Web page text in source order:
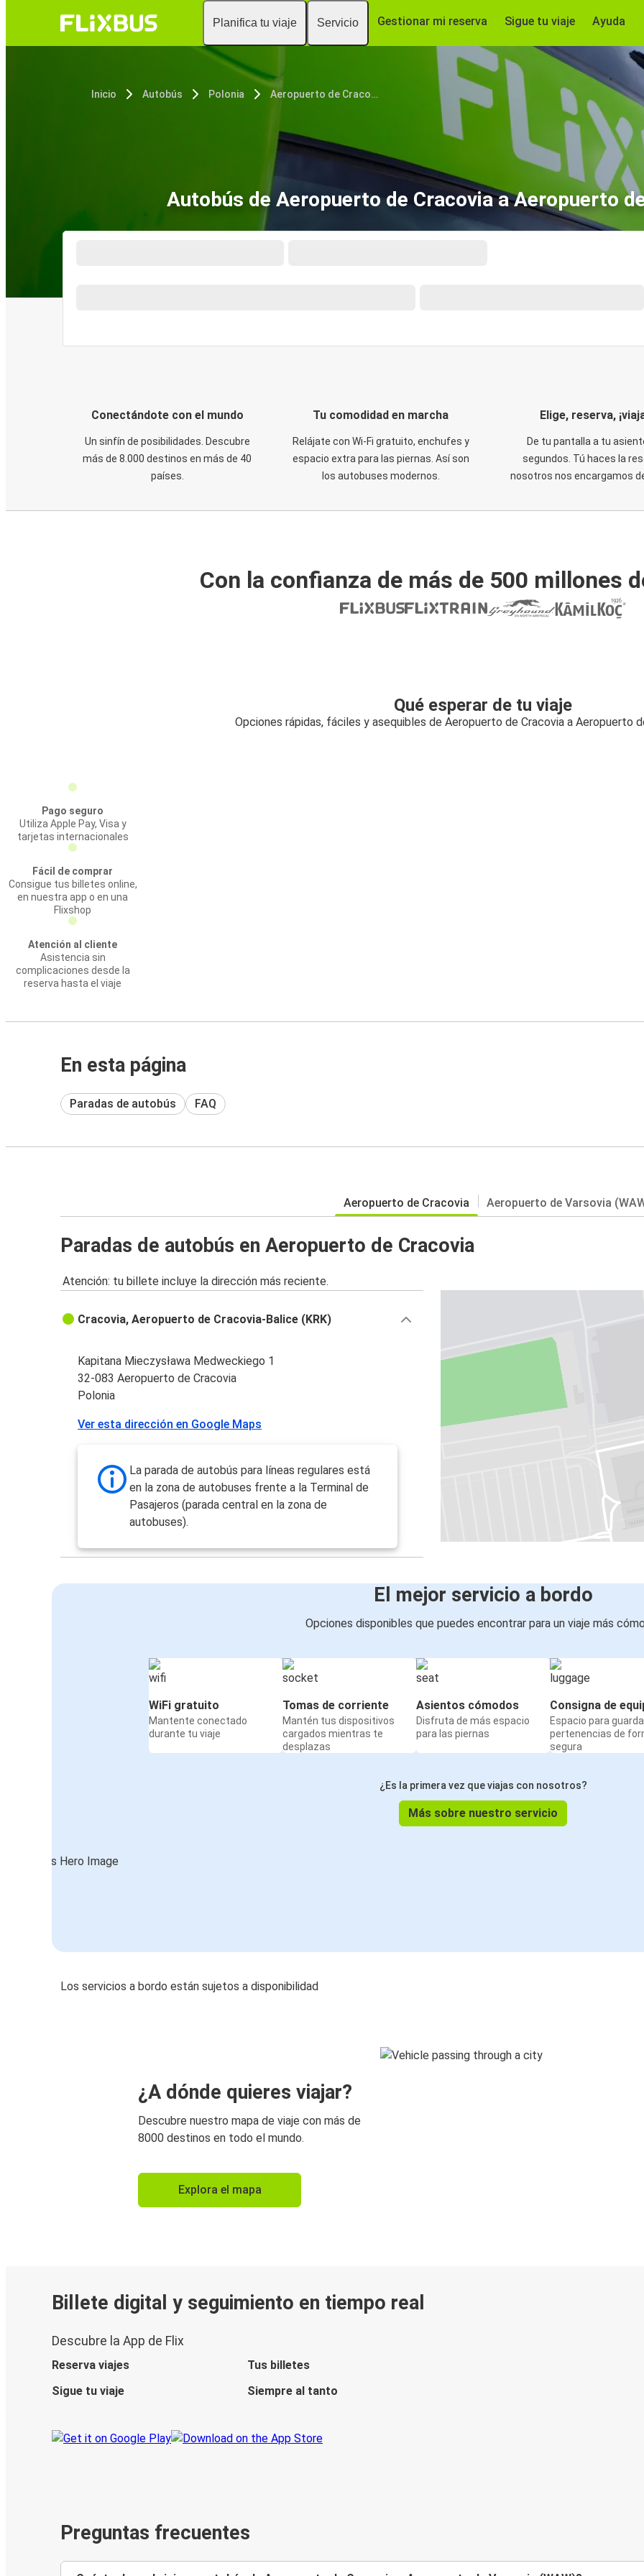
Planifica tu viaje Servicio Gestionar mi reserva Sigue tu viaje Ayuda
Inicio Autobús Polonia Aeropuerto de Cracovia
Autobús de Aeropuerto de Cracovia a Aeropuerto
Conectándote con el mundo
Un sinfín de posibilidades. Descubre
más de 8.000 destinos en más de 40
países.
Tu comodidad en marcha
Relájate con Wi-Fi gratuito, enchufes y
espacio extra para las piernas. Así son
los autobuses modernos.
Elige, reserva,
De tu pantalla a tu
segundos. Tú haces la
nosotros nos encargamos
Con la confianza de más de 500 millones
Qué esperar de tu viaje
Opciones rápidas, fáciles y asequibles de Aeropuerto de Cracovia a Aeropuerto
Pago seguro
Utiliza Apple Pay, Visa y
tarjetas internacionales
Fácil de comprar
Consigue tus billetes online,
en nuestra app o en una
Flixshop
Atención al cliente
Asistencia sin
complicaciones desde la
reserva hasta el viaje
En esta página
Paradas de autobús FAQ
Aeropuerto de Cracovia Aeropuerto de Varsovia
Paradas de autobús en Aeropuerto de Cracovia
Atención: tu billete incluye la dirección más reciente.
Cracovia, Aeropuerto de Cracovia-Balice (KRK)
Kapitana Mieczysława Medweckiego 1
32-083 Aeropuerto de Cracovia
Polonia
Ver esta dirección en Google Maps
La parada de autobús para líneas regulares está
en la zona de autobuses frente a la Terminal de
Pasajeros (parada central en la zona de
autobuses).
El mejor servicio a bordo
Opciones disponibles que puedes encontrar para un viaje más
WiFi gratuito
Mantente conectado
durante tu viaje
Tomas de corriente
Mantén tus dispositivos
cargados mientras te
desplazas
Asientos cómodos
Disfruta de más espacio
para las piernas
Consigna de
Espacio para
pertenencias de
segura
¿Es la primera vez que viajas con nosotros?
Más sobre nuestro servicio
Los servicios a bordo están sujetos a disponibilidad
¿A dónde quieres viajar?
Descubre nuestro mapa de viaje con más de
8000 destinos en todo el mundo.
Explora el mapa
Billete digital y seguimiento en tiempo real
Descubre la App de Flix
Reserva viajes
Tus billetes
Sigue tu viaje
Siempre al tanto
Preguntas frecuentes